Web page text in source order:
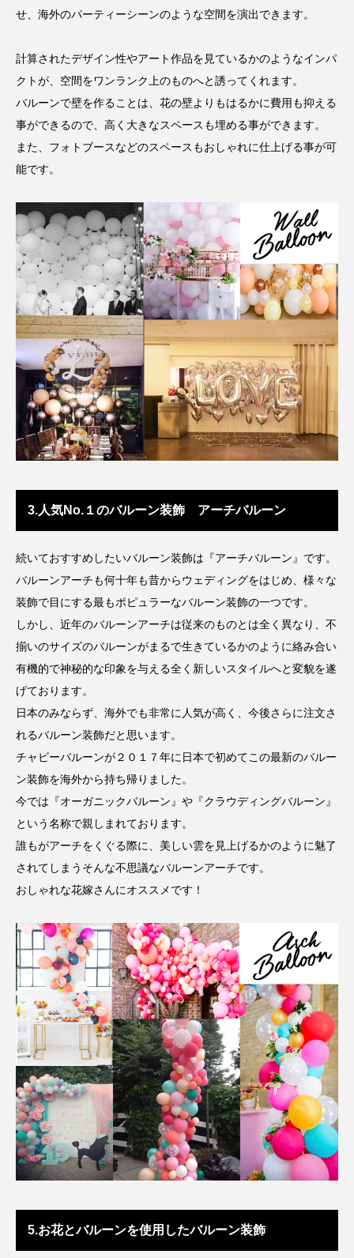
せ、海外のパーティーシーンのような空間を演出できます。
計算されたデザイン性やアート作品を見ているかのようなインパ
クトが、空間をワンランク上のものへと誘ってくれます。
バルーンで壁を作ることは、花の壁よりもはるかに費用も抑える
事ができるので、高く大きなスペースも埋める事ができます。
また、フォトブースなどのスペースもおしゃれに仕上げる事が可
能です。
3.人気No.１のバルーン装飾 アーチバルーン
続いておすすめしたいバルーン装飾は『アーチバルーン』です。
バルーンアーチも何十年も昔からウェディングをはじめ、様々な
装飾で目にする最もポピュラーなバルーン装飾の一つです。
しかし、近年のバルーンアーチは従来のものとは全く異なり、不
揃いのサイズのバルーンがまるで生きているかのように絡み合い
有機的で神秘的な印象を与える全く新しいスタイルへと変貌を遂
げております。
日本のみならず、海外でも非常に人気が高く、今後さらに注文さ
れるバルーン装飾だと思います。
チャビーバルーンが２０１７年に日本で初めてこの最新のバルー
ン装飾を海外から持ち帰りました。
今では『オーガニックバルーン』や『クラウディングバルーン』
という名称で親しまれております。
誰もがアーチをくぐる際に、美しい雲を見上げるかのように魅了
されてしまうそんな不思議なバルーンアーチです。
おしゃれな花嫁さんにオススメです！
5.お花とバルーンを使用したバルーン装飾